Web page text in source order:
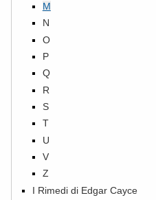
M
N
O
P
Q
R
S
T
U
V
Z
I Rimedi di Edgar Cayce